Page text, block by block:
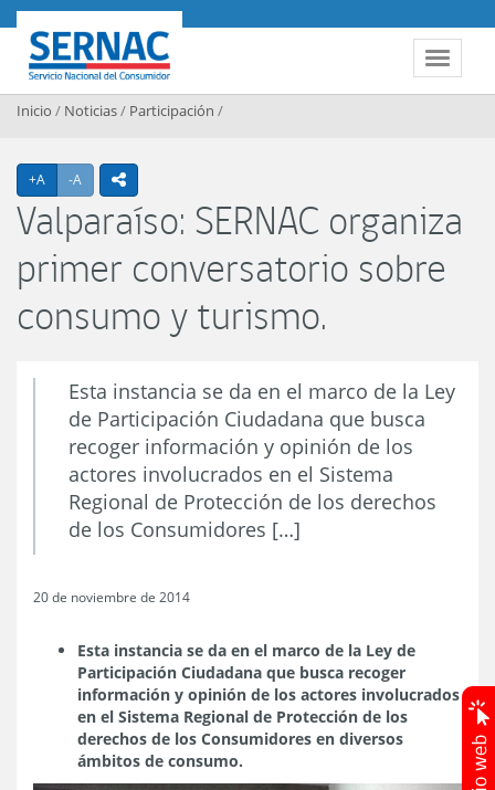
Contenido principal
Toggle
SERNAC
Inicio / Noticias/ Participación /
+A Agrandar texto
-A Achicar textoicono compartir
Valparaíso: SERNAC organiza
primer conversatorio sobre
consumo y turismo.
Esta instancia se da en el marco de la Ley
de Participación Ciudadana que busca
recoger información y opinión de los
actores involucrados en el Sistema
Regional de Protección de los derechos
de los Consumidores […]
20 de noviembre de 2014
Esta instancia se da en el marco de la Ley de
Participación Ciudadana que busca recoger
información y opinión de los actores involucrados
en el Sistema Regional de Protección de los
derechos de los Consumidores en diversos
ámbitos de consumo.